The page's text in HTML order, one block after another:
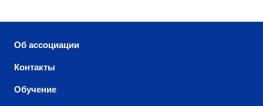
Об ассоциации
Контакты
Обучение